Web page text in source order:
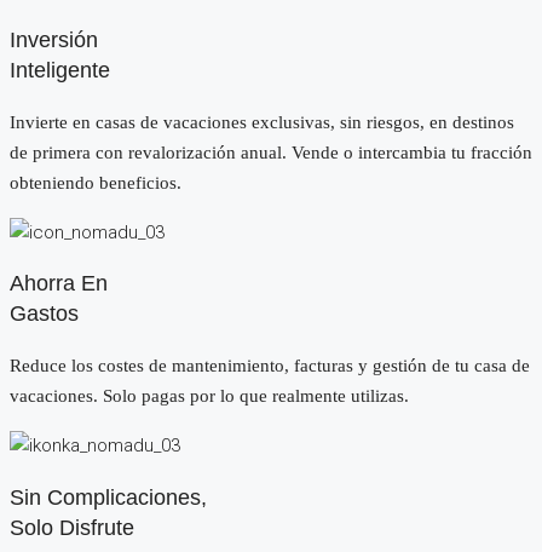
Inversión
Inteligente
Invierte en casas de vacaciones exclusivas, sin riesgos, en destinos
de primera con revalorización anual. Vende o intercambia tu fracción
obteniendo beneficios.
Ahorra En
Gastos
Reduce los costes de mantenimiento, facturas y gestión de tu casa de
vacaciones. Solo pagas por lo que realmente utilizas.
Sin Complicaciones,
Solo Disfrute